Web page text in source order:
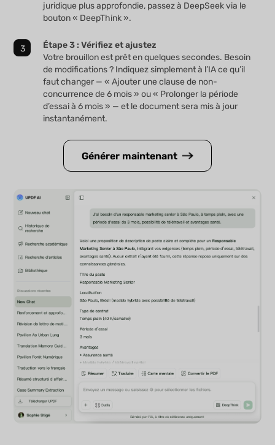
juridique plus approfondie, passez à DeepSeek via le
bouton « DeepThink ».
Étape 3 : Vérifiez et ajustez
Votre brouillon est prêt en quelques secondes. Besoin
de modifications ? Indiquez simplement à l’IA ce qu’il
faut changer — « Ajouter une clause de non-
concurrence de 6 mois » ou « Prolonger la période
d’essai à 6 mois » — et le document sera mis à jour
instantanément.
Générer maintenant